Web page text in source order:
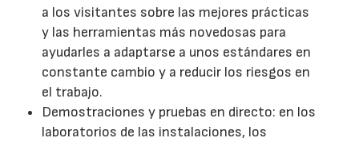
a los visitantes sobre las mejores prácticas
y las herramientas más novedosas para
ayudarles a adaptarse a unos estándares en
constante cambio y a reducir los riesgos en
el trabajo.
Demostraciones y pruebas en directo: en los
laboratorios de las instalaciones, los